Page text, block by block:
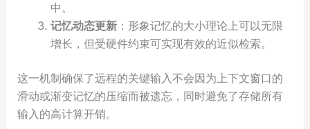
中。
记忆动态更新：形象记忆的大小理论上可以无限
增长，但受硬件约束可实现有效的近似检索。
这一机制确保了远程的关键输入不会因为上下文窗口的
滑动或渐变记忆的压缩而被遗忘，同时避免了存储所有
输入的高计算开销。